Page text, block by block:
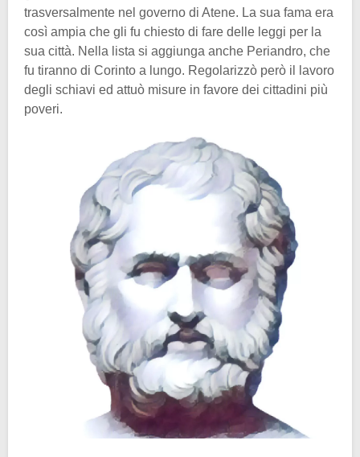
trasversalmente nel governo di Atene. La sua fama era
così ampia che gli fu chiesto di fare delle leggi per la
sua città. Nella lista si aggiunga anche Periandro, che
fu tiranno di Corinto a lungo. Regolarizzò però il lavoro
degli schiavi ed attuò misure in favore dei cittadini più
poveri.